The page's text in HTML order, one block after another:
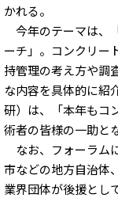
かれる。
今年のテーマは、
ーチ」。コンクリー
持管理の考え方や調
な内容を具体的に紹
研）は、「本年もコ
術者の皆様の一助と
なお、フォーラム
市などの地方自治体
業界団体が後援とし